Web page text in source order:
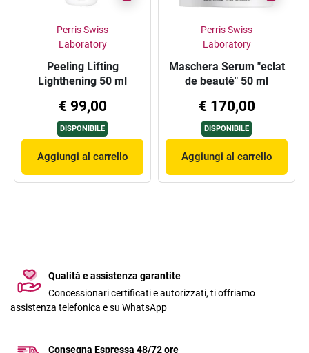
Perris Swiss
Laboratory
Peeling Lifting
Lighthening 50 ml
€ 99,00
DISPONIBILE
Aggiungi al carrello
Perris Swiss
Laboratory
Maschera Serum "eclat
de beautè" 50 ml
€ 170,00
DISPONIBILE
Aggiungi al carrello
Qualità e assistenza garantite
Concessionari certificati e autorizzati, ti offriamo
assistenza telefonica e su WhatsApp
Consegna Espressa 48/72 ore